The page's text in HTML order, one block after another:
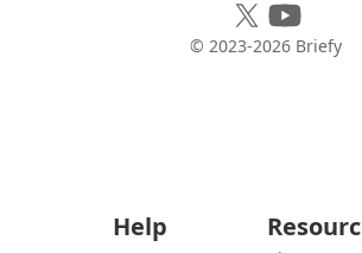
© 2023-2026 Briefy
Help